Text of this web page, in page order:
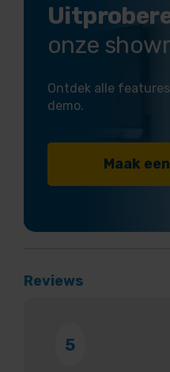
onze
Ontdek alle
demo.
Maak
Reviews
5